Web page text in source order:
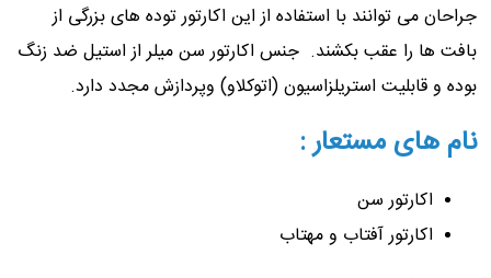
جراحان می توانند با استفاده از این اکارتور توده های بزرگی از
بافت ها را عقب بکشند. جنس اکارتور سن میلر از استیل ضد زنگ
بوده و قابلیت استریلزاسیون (اتوکلاو) وپردازش مجدد دارد.
نام های مستعار :
اکارتور سن
اکارتور آفتاب و مهتاب